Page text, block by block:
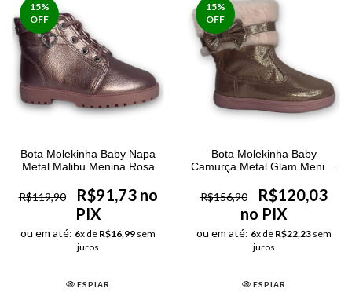
15%
OFF
Bota Molekinha Baby Napa
Metal Malibu Menina Rosa
R$119,90
R$91,73 no
PIX
ou em até: 6x de R$16,99 sem
juros
ESPIAR
15%
OFF
Bota Molekinha Baby
Camurça Metal Glam Menina
R$156,90
R$120,03
no PIX
ou em até: 6x de R$22,23 sem
juros
ESPIAR